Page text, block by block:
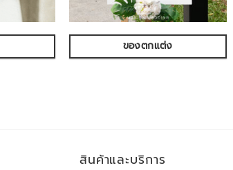
ของตกแต่ง
สินค้าและบริการ